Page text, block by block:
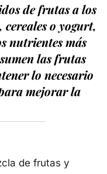
de frutas a los
cereales o yogurt,
nutrientes más
las frutas
lo necesario
mejorar la
de frutas y